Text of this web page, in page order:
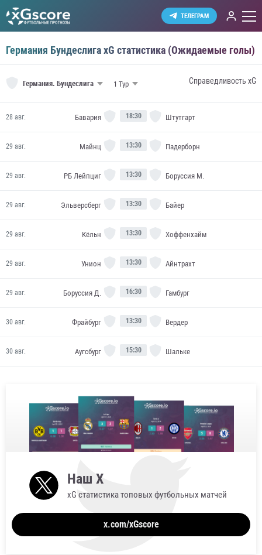
ТЕЛЕГРАМ
Германия Бундеслига xG статистика (Ожидаемые голы)
Германия. Бундеслига Справедливость xG
28 авг. Бавария 18:30 Штутгарт
29 авг. Майнц 13:30 Падерборн
29 авг. РБ Лейпциг 13:30 Боруссия М.
29 авг. Эльверсберг 13:30 Байер
29 авг. Кёльн 13:30 Хоффенхайм
29 авг. Унион 13:30 Айнтрахт
29 авг. Боруссия Д. 16:30 Гамбург
30 авг. Фрайбург 13:30 Вердер
30 авг. Аугсбург 15:30 Шальке
Наш X
xG статистика топовых футбольных матчей
x.com/xGscore